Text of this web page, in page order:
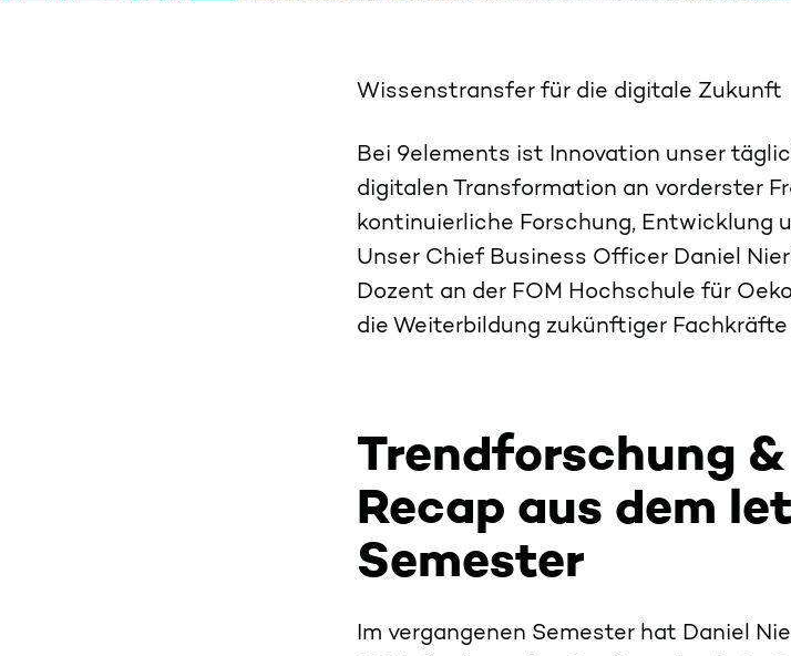
Wissenstransfer für die digitale Zukunft
Bei 9elements ist Innovation unser
digitalen Transformation an vorderster
kontinuierliche Forschung, Entwicklung
Unser Chief Business Officer Daniel
Dozent an der FOM Hochschule für
die Weiterbildung zukünftiger Fachkräfte
Trendforschung
Recap aus dem
Semester
Im vergangenen Semester hat Daniel